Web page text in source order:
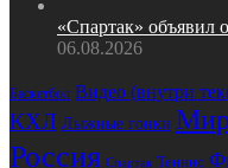
«Спартак» объявил
06.08.2026
Баскетбол Видео (внутри
КХЛ Лыжные гонки
Россия Спартак Теннис